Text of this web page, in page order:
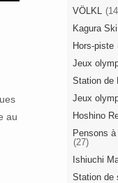
au
VÖLKL
Kagura
Hors-piste
Jeux
Station de
Jeux
Hoshino
Pensons
(27)
Ishiuchi
Station de